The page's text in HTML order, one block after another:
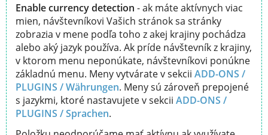
Enable currency detection - ak máte aktívnych viac
mien, návštevníkovi Vašich stránok sa stránky
zobrazia v mene podľa toho z akej krajiny pochádza
alebo aký jazyk používa. Ak príde návštevník z krajiny,
v ktorom menu neponúkate, návštevníkovi ponúkne
základnú menu. Meny vytvárate v sekcii ADD-ONS /
PLUGINS /Währungen. Meny sú zároveň prepojené
s jazykmi, ktoré nastavujete v sekcii ADD-ONS /
PLUGINS /Sprachen.